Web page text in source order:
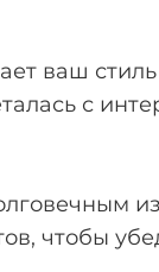
ваш
с
чтобы